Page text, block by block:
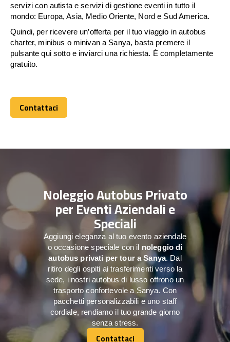
servizi con autista e servizi di gestione eventi in tutto il
mondo: Europa, Asia, Medio Oriente, Nord e Sud America.
Quindi, per ricevere un’offerta per il tuo viaggio in autobus
charter, minibus o minivan a Sanya, basta premere il
pulsante qui sotto e inviarci una richiesta. È completamente
gratuito.
Contattaci
Contattaci
Noleggio Autobus Privato
per Eventi Aziendali e
Speciali
Aggiungi eleganza al tuo evento aziendale
o occasione speciale con il noleggio di
autobus privati per tour a Sanya. Dal
ritiro degli ospiti ai trasferimenti verso la
sede, i nostri autobus di lusso offrono un
trasporto confortevole a Sanya. Con
pacchetti personalizzabili e uno staff
cordiale, rendiamo il tuo grande giorno
senza stress.
Contattaci